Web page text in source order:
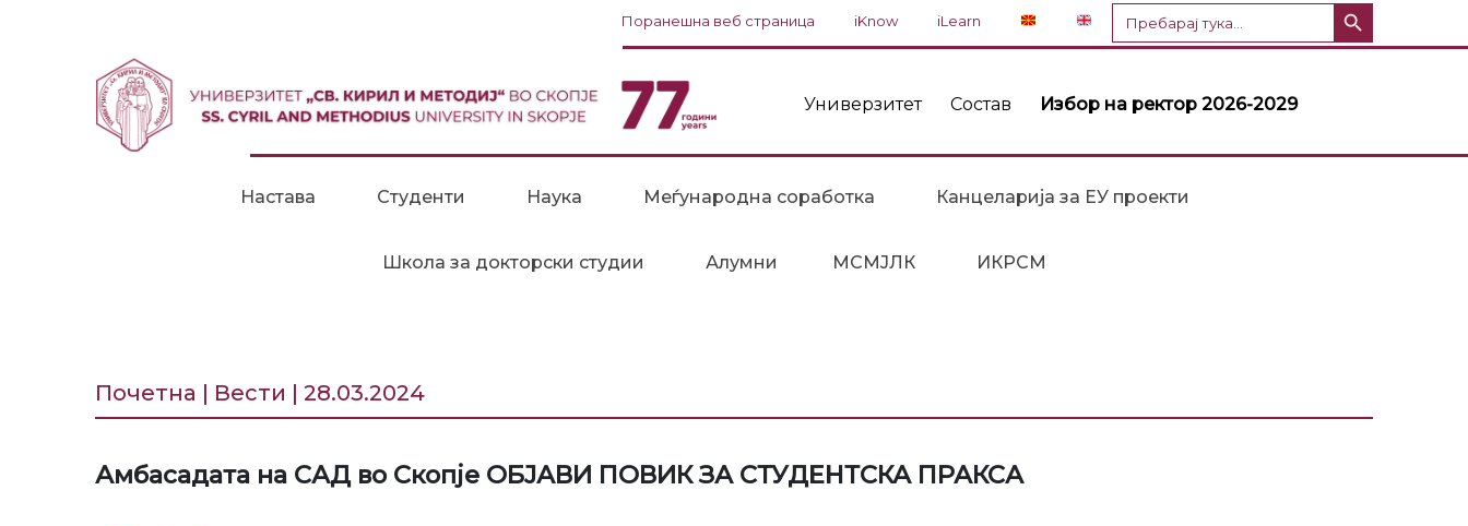
Поранешна веб страница iKnow iLearn
Пребарај
за:
Универзитет Состав Избор на ректор 2026-2029
Настава Студенти Наука Меѓународна соработка Канцеларија за ЕУ проекти
Школа за докторски студии Алумни МСМЈЛК ИКРСМ
Почетна | Вести | 28.03.2024
Амбасадата на САД во Скопје ОБЈАВИ ПОВИК ЗА СТУДЕНТСКА ПРАКСА